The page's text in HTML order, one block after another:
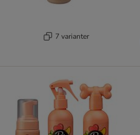
7 varianter